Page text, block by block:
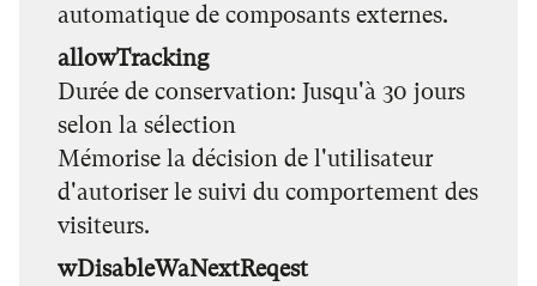
automatique de composants externes.
allowTracking
Durée de conservation Jusqu'à 30 jours
selon la sélection
Mémorise la décision de l'utilisateur
d'autoriser le suivi du comportement des
visiteurs.
wDisableWaNextReqest